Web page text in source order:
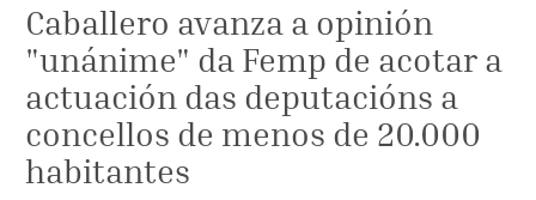
Caballero avanza a opinión
"unánime" da Femp de acotar a
actuación das deputacións a
concellos de menos de 20.000
habitantes